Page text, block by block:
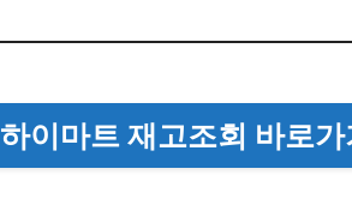
하이마트 재고조회 바로